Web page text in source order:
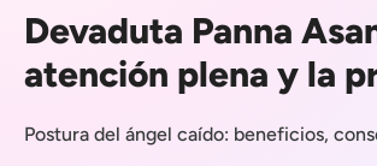
Devaduta Panna
atención plena y la
Postura del ángel caído: beneficios,